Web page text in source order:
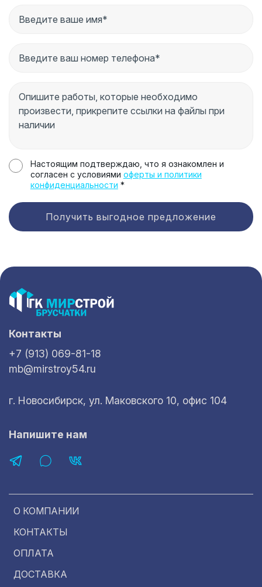
Настоящим подтверждаю, что я ознакомлен и
согласен с условиями оферты и политики
конфиденциальности *
Получить выгодное предложение
О КОМПАНИИ
КОНТАКТЫ
ОПЛАТА
ДОСТАВКА
Контакты
+7 (913) 069-81-18
mb@mirstroy54.ru
г. Новосибирск, ул. Маковского 10, офис 104
Напишите нам